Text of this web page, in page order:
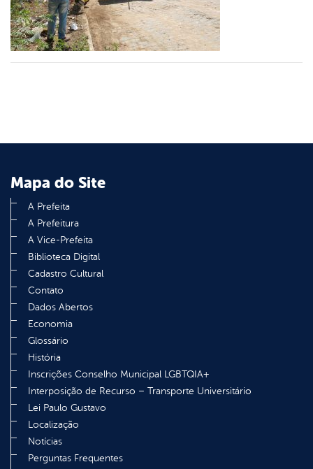
Mapa do Site
A Prefeita
A Prefeitura
A Vice-Prefeita
Biblioteca Digital
Cadastro Cultural
Contato
Dados Abertos
Economia
Glossário
História
Inscrições Conselho Municipal LGBTQIA+
Interposição de Recurso – Transporte Universitário
Lei Paulo Gustavo
Localização
Notícias
Perguntas Frequentes